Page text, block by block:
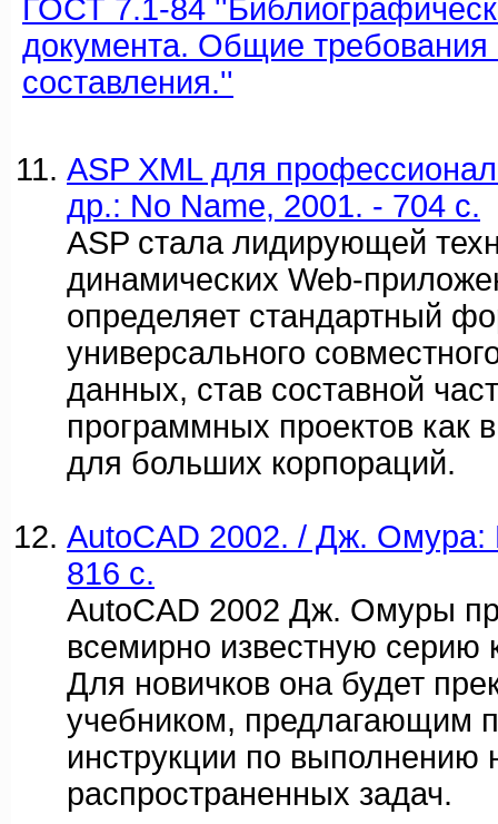
ГОСТ 7.1-84
документа. Общие требования
составления.''
ASP XML для
др.: No Name, 2001. - 704 c.
ASP стала лидирующей
динамических Web-
определяет стандартный
универсального
данных, став составной
программных проектов как
для больших корпораций.
AutoCAD 2002. / Дж. Омура:
816 c.
AutoCAD 2002 Дж. Омуры
всемирно известную серию
Для новичков она будет
учебником, предлагающим
инструкции по выполнению
распространенных задач.